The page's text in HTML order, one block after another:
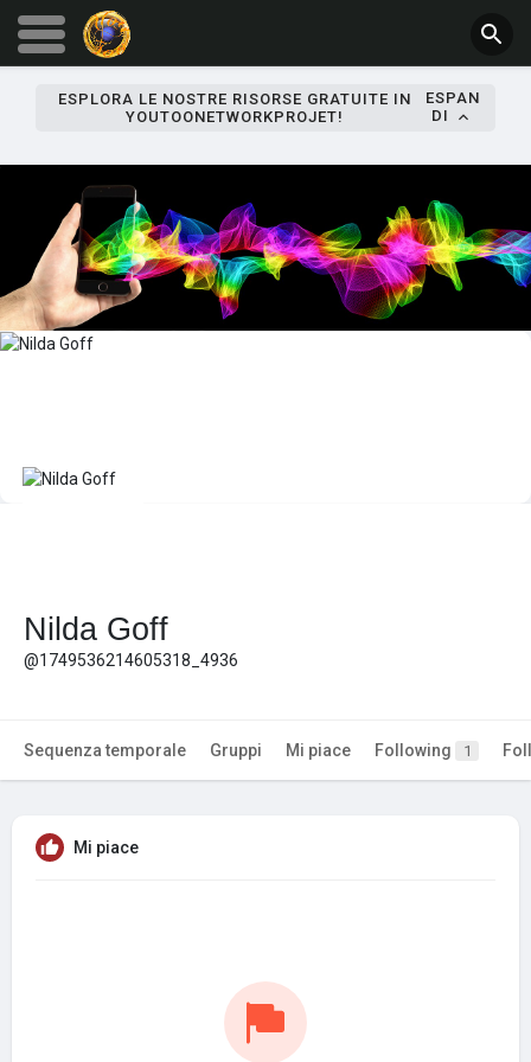
ESPLORA LE NOSTRE RISORSE GRATUITE IN
YOUTOONETWORKPROJET!
ESPAN
DI
Nilda Goff
@1749536214605318_4936
Sequenza temporale Gruppi Mi piace Following 1
Mi piace